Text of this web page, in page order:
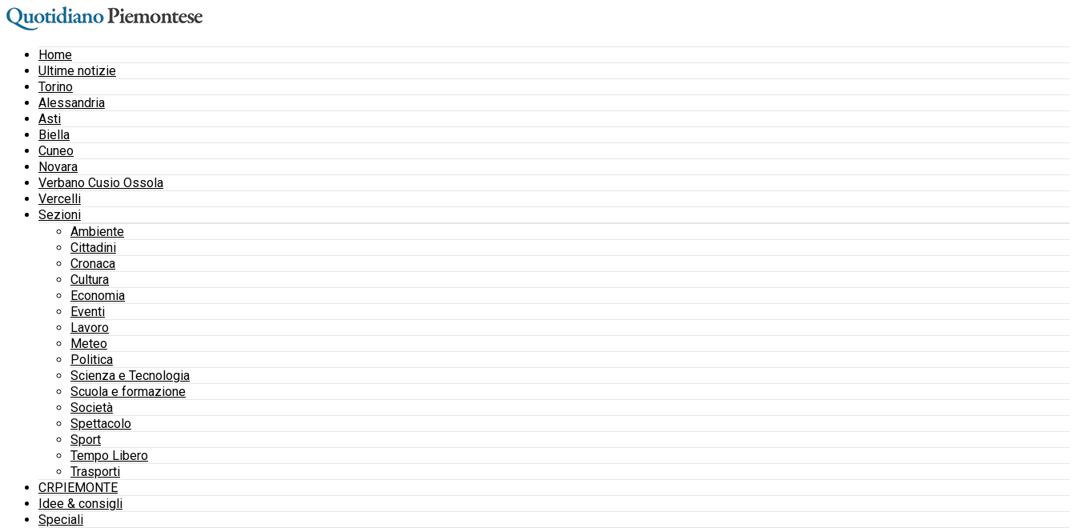
Home
Ultime notizie
Torino
Alessandria
Asti
Biella
Cuneo
Novara
Verbano Cusio Ossola
Vercelli
Sezioni
Ambiente
Cittadini
Cronaca
Cultura
Economia
Eventi
Lavoro
Meteo
Politica
Scienza e Tecnologia
Scuola e formazione
Società
Spettacolo
Sport
Tempo Libero
Trasporti
CRPIEMONTE
Idee & consigli
Speciali